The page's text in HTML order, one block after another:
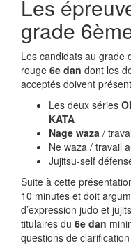
Les
grade
Les candidats au grade
rouge 6e dan dont les
acceptés doivent
Les deux séries
KATA
Nage waza /
Ne waza / travail
Jujitsu-self
Suite à cette
10 minutes et doit
d’expression judo et
titulaires du 6e dan
questions de